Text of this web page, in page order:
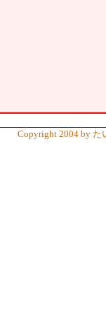
Copyright 2004 by た